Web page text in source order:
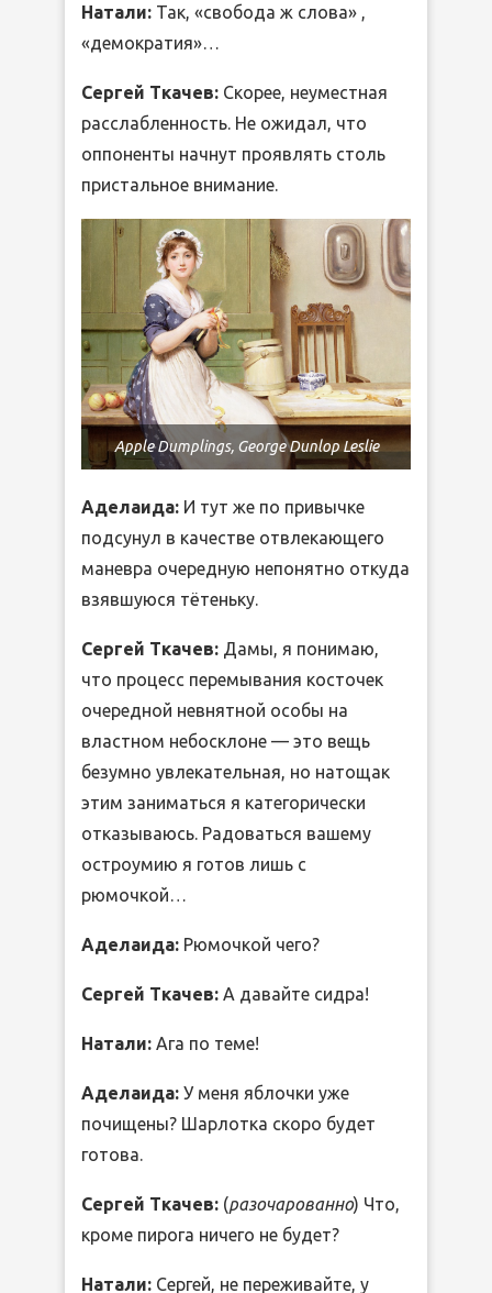
Натали: Так, «свобода ж слова» ,
«демократия»…
Сергей Ткачев: Скорее, неуместная
расслабленность. Не ожидал, что
оппоненты начнут проявлять столь
пристальное внимание.
Apple Dumplings, George Dunlop Leslie
Аделаида: И тут же по привычке
подсунул в качестве отвлекающего
маневра очередную непонятно откуда
взявшуюся тётеньку.
Сергей Ткачев: Дамы, я понимаю,
что процесс перемывания косточек
очередной невнятной особы на
властном небосклоне — это вещь
безумно увлекательная, но натощак
этим заниматься я категорически
отказываюсь. Радоваться вашему
остроумию я готов лишь с
рюмочкой…
Аделаида: Рюмочкой чего?
Сергей Ткачев: А давайте сидра!
Натали: Ага по теме!
Аделаида: У меня яблочки уже
почищены? Шарлотка скоро будет
готова.
Сергей Ткачев: (разочарованно) Что,
кроме пирога ничего не будет?
Натали: Сергей, не переживайте, у